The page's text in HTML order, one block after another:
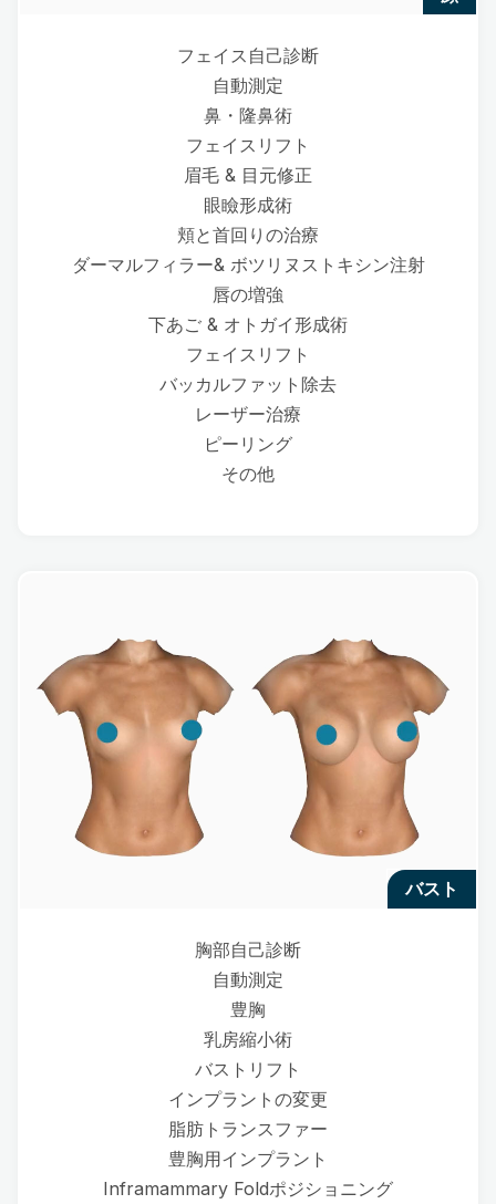
フェイス自己診断
自動測定
鼻・隆鼻術
フェイスリフト
眉毛 & 目元修正
眼瞼形成術
頬と首回りの治療
ダーマルフィラー& ボツリヌストキシン注射
唇の増強
下あご & オトガイ形成術
フェイスリフト
バッカルファット除去
レーザー治療
ピーリング
その他
バスト
胸部自己診断
自動測定
豊胸
乳房縮小術
バストリフト
インプラントの変更
脂肪トランスファー
豊胸用インプラント
Inframammary Foldポジショニング